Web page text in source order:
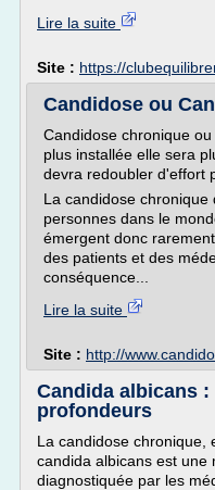
Lire la suite
Site : https://
Candidose ou
Candidose chronique
plus installée elle sera
devra redoubler d'effort
La candidose
personnes dans le
émergent donc
des patients et des
conséquence...
Lire la suite
Site : http://
Candida albicans :
profondeurs
La candidose chronique,
candida albicans est une
diagnostiquée par les